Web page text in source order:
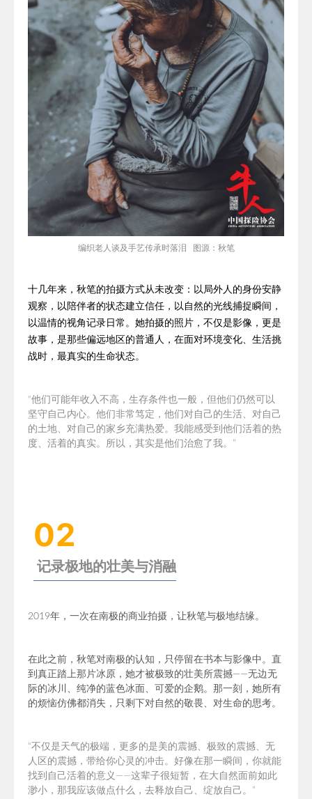
编织老人谈及手艺传承时落泪 图源：秋笔
十几年来，秋笔的拍摄方式从未改变：以局外人的身份安静
观察，以陪伴者的状态建立信任，以自然的光线捕捉瞬间，
以温情的视角记录日常。她拍摄的照片，不仅是影像，更是
故事，是那些偏远地区的普通人，在面对环境变化、生活挑
战时，最真实的生命状态。
“他们可能年收入不高，生存条件也一般，但他们仍然可以
坚守自己内心。他们非常笃定，他们对自己的生活、对自己
的土地、对自己的家乡充满热爱。我能感受到他们活着的热
度、活着的真实。所以，其实是他们治愈了我。”
02
记录极地的壮美与消融
2019年，一次在南极的商业拍摄，让秋笔与极地结缘。
在此之前，秋笔对南极的认知，只停留在书本与影像中。直
到真正踏上那片冰原，她才被极致的壮美所震撼——无边无
际的冰川、纯净的蓝色冰面、可爱的企鹅。那一刻，她所有
的烦恼仿佛都消失，只剩下对自然的敬畏、对生命的思考。
“不仅是天气的极端，更多的是美的震撼、极致的震撼、无
人区的震撼，带给你心灵的冲击。好像在那一瞬间，你就能
找到自己活着的意义——这辈子很短暂，在大自然面前如此
渺小，那我应该做点什么，去释放自己、绽放自己。”